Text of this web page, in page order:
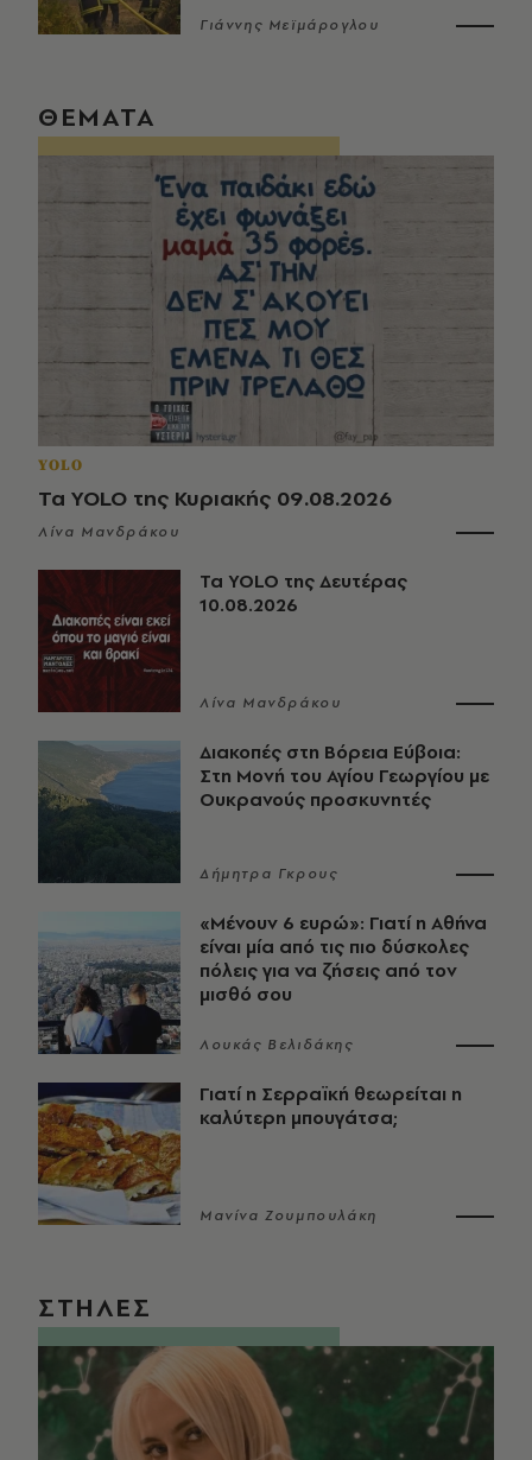
Γιάννης Μεϊμάρογλου
ΘΕΜΑΤΑ
YOLO
Τα YOLO της Κυριακής 09.08.2026
Λίνα Μανδράκου
Τα YOLO της Δευτέρας
10.08.2026
Λίνα Μανδράκου
Διακοπές στη Βόρεια Εύβοια:
Στη Μονή του Αγίου Γεωργίου με
Ουκρανούς προσκυνητές
Δήμητρα Γκρους
«Μένουν 6 ευρώ»: Γιατί η Αθήνα
είναι μία από τις πιο δύσκολες
πόλεις για να ζήσεις από τον
μισθό σου
Λουκάς Βελιδάκης
Γιατί η Σερραϊκή θεωρείται η
καλύτερη μπουγάτσα;
Μανίνα Ζουμπουλάκη
ΣΤΗΛΕΣ